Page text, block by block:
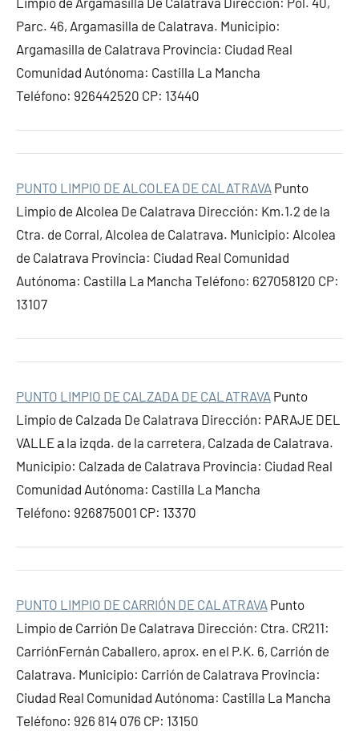
Parc. 46, Argamasilla de Calatrava. Municipio:
Argamasilla de Calatrava Provincia: Ciudad Real
Comunidad Autónoma: Castilla La Mancha
Teléfono: 926442520 CP: 13440
PUNTO LIMPIO DE ALCOLEA DE CALATRAVA Punto
Limpio de Alcolea De Calatrava Dirección: Km.1.2 de la
Ctra. de Corral, Alcolea de Calatrava. Municipio: Alcolea
de Calatrava Provincia: Ciudad Real Comunidad
Autónoma: Castilla La Mancha Teléfono: 627058120 CP:
13107
PUNTO LIMPIO DE CALZADA DE CALATRAVA Punto
Limpio de Calzada De Calatrava Dirección: PARAJE DEL
VALLE а la izqda. de la carretera, Calzada de Calatrava.
Municipio: Calzada de Calatrava Provincia: Ciudad Real
Comunidad Autónoma: Castilla La Mancha
Teléfono: 926875001 CP: 13370
PUNTO LIMPIO DE CARRIÓN DE CALATRAVA Punto
Limpio de Carrión De Calatrava Dirección: Ctra. CR211:
CarriónFernán Caballero, aprox. en el P.K. 6, Carrión de
Calatrava. Municipio: Carrión de Calatrava Provincia:
Ciudad Real Comunidad Autónoma: Castilla La Mancha
Teléfono: 926 814 076 CP: 13150